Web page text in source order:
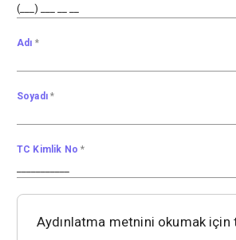
Adı *
Soyadı*
TC Kimlik No *
Aydınlatma metnini okumak için